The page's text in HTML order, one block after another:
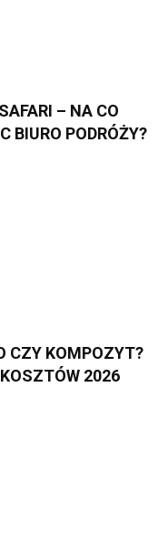
– NA CO
BIURO PODRÓŻY?
CZY KOMPOZYT?
2026